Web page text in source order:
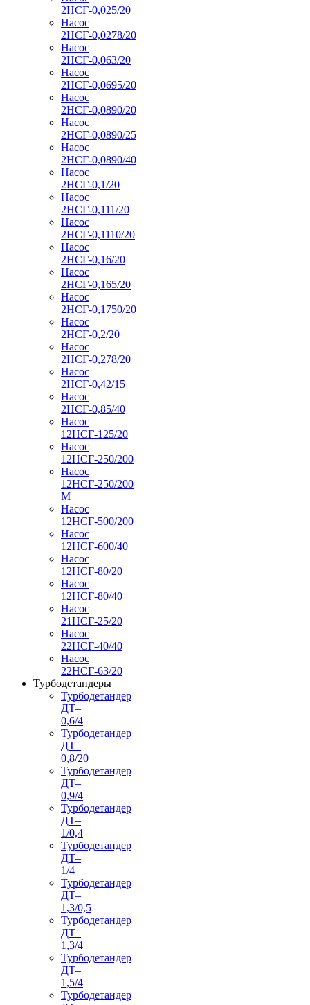
2НСГ-0,025/20
Насос
2НСГ-0,0278/20
Насос
2НСГ-0,063/20
Насос
2НСГ-0,0695/20
Насос
2НСГ-0,0890/20
Насос
2НСГ-0,0890/25
Насос
2НСГ-0,0890/40
Насос
2НСГ-0,1/20
Насос
2НСГ-0,111/20
Насос
2НСГ-0,1110/20
Насос
2НСГ-0,16/20
Насос
2НСГ-0,165/20
Насос
2НСГ-0,1750/20
Насос
2НСГ-0,2/20
Насос
2НСГ-0,278/20
Насос
2НСГ-0,42/15
Насос
2НСГ-0,85/40
Насос
12НСГ-125/20
Насос
12НСГ-250/200
Насос
12НСГ-250/200
М
Насос
12НСГ-500/200
Насос
12НСГ-600/40
Насос
12НСГ-80/20
Насос
12НСГ-80/40
Насос
21НСГ-25/20
Насос
22НСГ-40/40
Насос
22НСГ-63/20
Турбодетандеры
Турбодетандер
ДТ–
0,6/4
Турбодетандер
ДТ–
0,8/20
Турбодетандер
ДТ–
0,9/4
Турбодетандер
ДТ–
1/0,4
Турбодетандер
ДТ–
1/4
Турбодетандер
ДТ–
1,3/0,5
Турбодетандер
ДТ–
1,3/4
Турбодетандер
ДТ–
1,5/4
Турбодетандер